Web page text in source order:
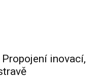
Propojení inovací,